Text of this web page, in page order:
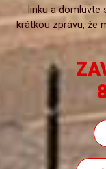
linku a domluvte
krátkou zprávu, že